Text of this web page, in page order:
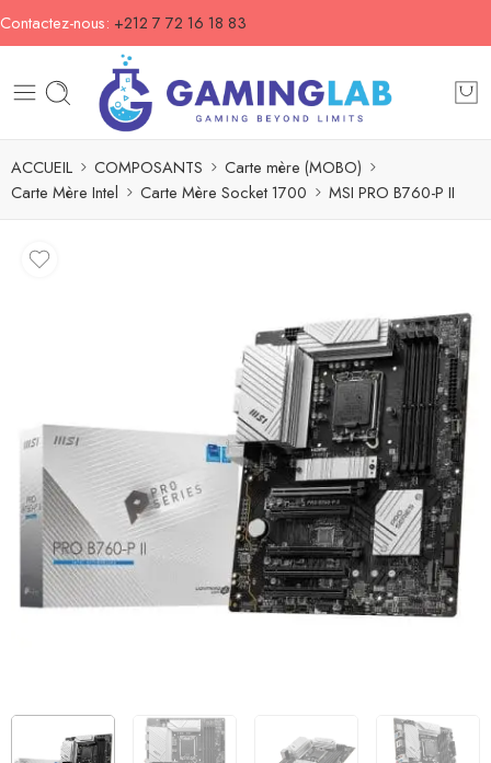
Contactez-nous: +212 7 72 16 18 83
ACCUEIL COMPOSANTS
Carte mère (MOBO)
Carte Mère Intel
Carte Mère Socket 1700 MSI PRO B760-P II